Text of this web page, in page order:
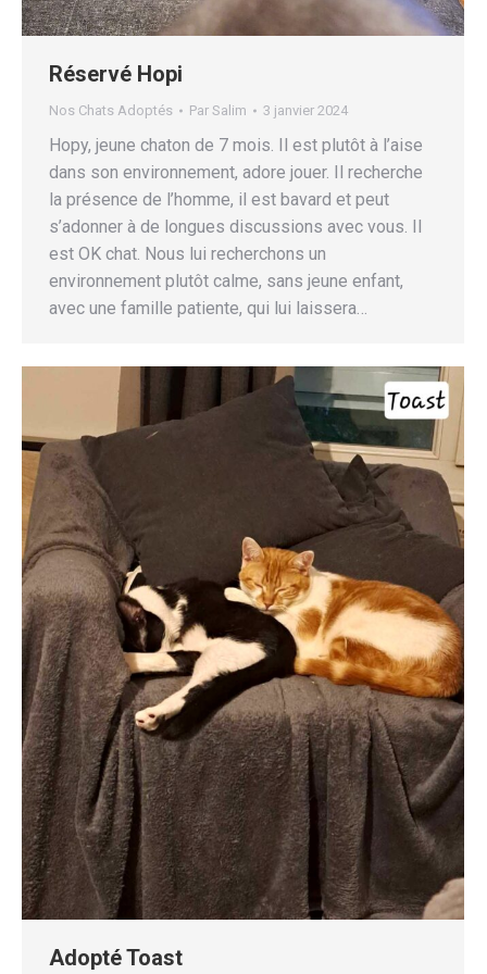
Réservé Hopi
Nos Chats Adoptés Par Salim 3 janvier 2024
Hopy, jeune chaton de 7 mois. Il est plutôt à l’aise
dans son environnement, adore jouer. Il recherche
la présence de l’homme, il est bavard et peut
s’adonner à de longues discussions avec vous. Il
est OK chat. Nous lui recherchons un
environnement plutôt calme, sans jeune enfant,
avec une famille patiente, qui lui laissera…
Adopté Toast